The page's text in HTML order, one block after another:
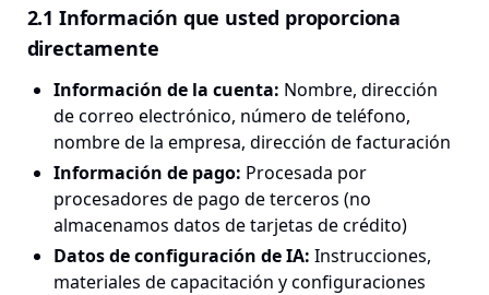
2.1 Información que usted proporciona
directamente
Información de la cuenta: Nombre, dirección
de correo electrónico, número de teléfono,
nombre de la empresa, dirección de facturación
Información de pago: Procesada por
procesadores de pago de terceros (no
almacenamos datos de tarjetas de crédito)
Datos de configuración de IA: Instrucciones,
materiales de capacitación y configuraciones